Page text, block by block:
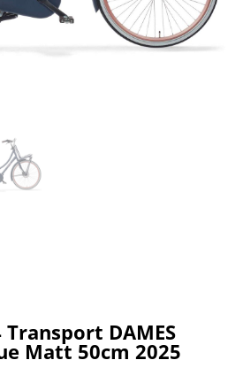
Transport DAMES
Matt 50cm 2025